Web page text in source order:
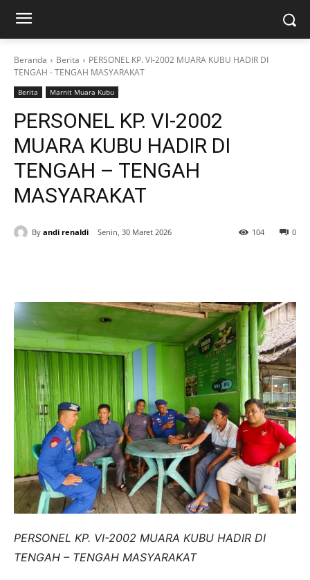
Beranda Berita
PERSONEL KP. VI-2002 MUARA KUBU HADIR DI
TENGAH - TENGAH MASYARAKAT
Berita Marnit Muara Kubu
PERSONEL KP. VI-2002
MUARA KUBU HADIR DI
TENGAH – TENGAH
MASYARAKAT
By andi renaldi Senin, 30 Maret 2026 0
104
PERSONEL KP. VI-2002 MUARA KUBU HADIR DI
TENGAH – TENGAH MASYARAKAT